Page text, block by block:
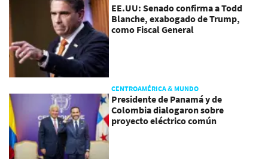
EE.UU: Senado confirma a Todd
Blanche, exabogado de Trump,
como Fiscal General
CENTROAMÉRICA & MUNDO
Presidente de Panamá y de
Colombia dialogaron sobre
proyecto eléctrico común